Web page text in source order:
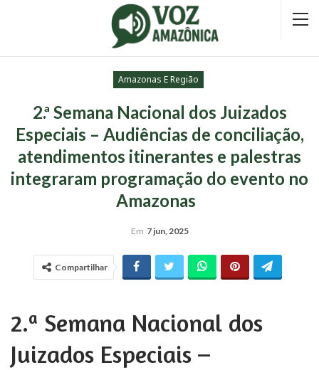
Amazonas E Região
2.ª Semana Nacional dos Juizados
Especiais – Audiências de conciliação,
atendimentos itinerantes e palestras
integraram programação do evento no
Amazonas
Em 7 jun, 2025
Compartilhar
2.ª Semana Nacional dos
Juizados Especiais –